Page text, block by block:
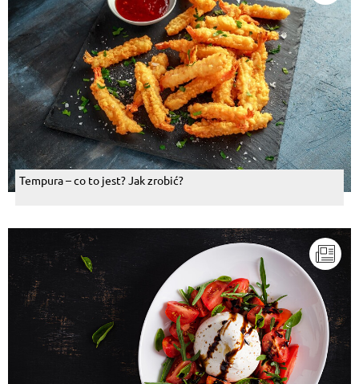
Tempura – co to jest? Jak zrobić?